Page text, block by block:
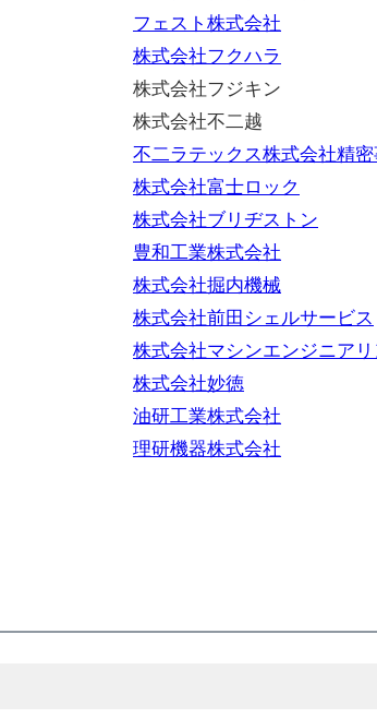
フェスト株式会社
株式会社フクハラ
株式会社フジキン
株式会社不二越
不二ラテックス株式会社精
株式会社富士ロック
株式会社ブリヂストン
豊和工業株式会社
株式会社掘内機械
株式会社前田シェルサービス
株式会社マシンエンジニア
株式会社妙徳
油研工業株式会社
理研機器株式会社